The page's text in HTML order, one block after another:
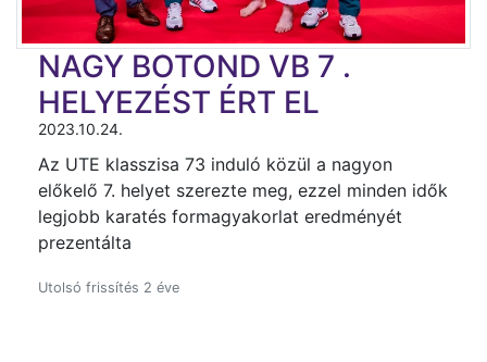
NAGY BOTOND VB 7 .
HELYEZÉST ÉRT EL
2023.10.24.
Az UTE klasszisa 73 induló közül a nagyon
előkelő 7. helyet szerezte meg, ezzel minden idők
legjobb karatés formagyakorlat eredményét
prezentálta
Utolsó frissítés 2 éve